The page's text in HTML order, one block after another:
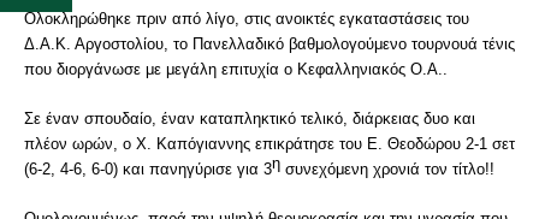
Ολοκληρώθηκε πριν από λίγο, στις ανοικτές εγκαταστάσεις του
Δ.Α.Κ. Αργοστολίου, το Πανελλαδικό βαθμολογούμενο τουρνουά τένις
που διοργάνωσε με μεγάλη επιτυχία ο Κεφαλληνιακός Ο.Α..
Σε έναν σπουδαίο, έναν καταπληκτικό τελικό, διάρκειας δυο και
πλέον ωρών, ο Χ. Καπόγιαννης επικράτησε του Ε. Θεοδώρου 2-1 σετ
(6-2, 4-6, 6-0) και πανηγύρισε για 3η συνεχόμενη χρονιά τον τίτλο!!